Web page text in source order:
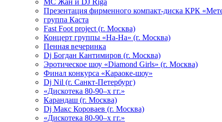
МС Жан и DJ Riga
Презентация фирменного компакт-диска КРК
группа Каста
Fast Foot project (г. Москва)
Концерт группы «На-На» (г. Москва)
Пенная вечеринка
Dj Богдан Кантимиров (г. Москва)
Эротическое шоу «Diamond Girls» (г. Москва)
Финал конкурса «Караоке-шоу»
Dj Nil (г. Санкт-Петербург)
«Дискотека 80-90–х гг.»
Карандаш (г. Москва)
Dj Макс Короваев (г. Москва)
«Дискотека 80-90–х гг.»